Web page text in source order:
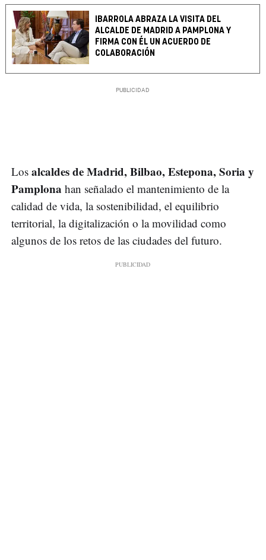
IBARROLA ABRAZA LA VISITA DEL
ALCALDE DE MADRID A PAMPLONA Y
FIRMA CON ÉL UN ACUERDO DE
COLABORACIÓN
Los alcaldes de Madrid, Bilbao, Estepona, Soria y
Pamplona han señalado el mantenimiento de la
calidad de vida, la sostenibilidad, el equilibrio
territorial, la digitalización o la movilidad como
algunos de los retos de las ciudades del futuro.